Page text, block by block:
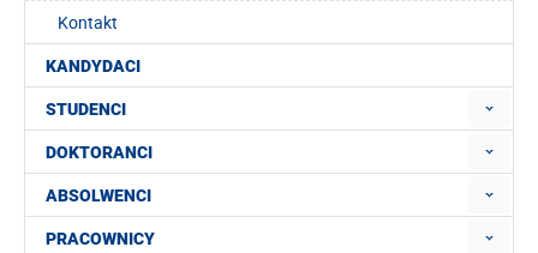
Kontakt
KANDYDACI
STUDENCI
DOKTORANCI
ABSOLWENCI
PRACOWNICY